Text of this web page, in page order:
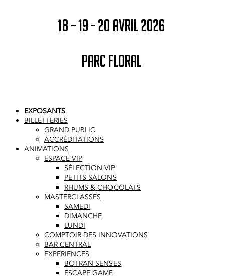
18 – 19 – 20 AVRIL 2026
PARC FLORAL
EXPOSANTS
BILLETTERIES
GRAND PUBLIC
ACCRÉDITATIONS
ANIMATIONS
ESPACE VIP
SÉLECTION VIP
PETITS SALONS
RHUMS & CHOCOLATS
MASTERCLASSES
SAMEDI
DIMANCHE
LUNDI
COMPTOIR DES INNOVATIONS
BAR CENTRAL
EXPERIENCES
BOTRAN SENSES
ESCAPE GAME